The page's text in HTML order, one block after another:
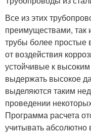
Все из этих
преимуществами,
трубы более
от воздействия
устойчивые к
выдержать высокое
выделяются таким
проведении
Программа расчета
учитывать абсолютно